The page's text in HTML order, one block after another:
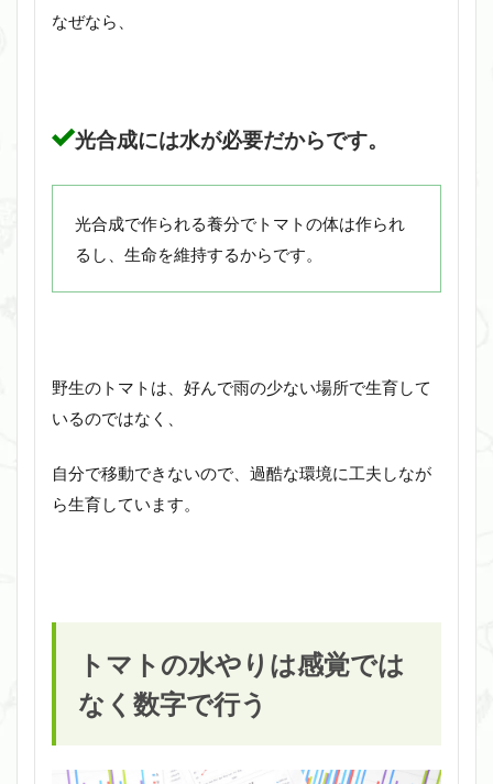
なぜなら、
光合成には水が必要だからです。
光合成で作られる養分でトマトの体は作られ
るし、生命を維持するからです。
野生のトマトは、好んで雨の少ない場所で生育して
いるのではなく、
自分で移動できないので、過酷な環境に工夫しなが
ら生育しています。
トマトの水やりは感覚では
なく数字で行う